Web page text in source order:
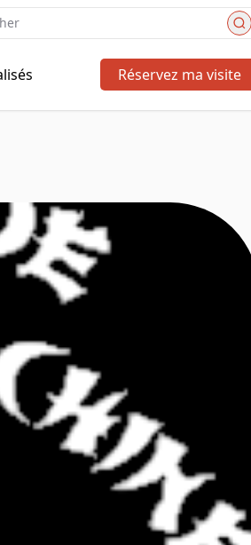
Réservez ma visite